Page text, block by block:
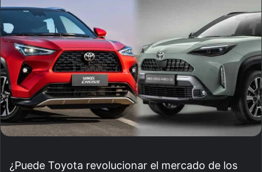
¿Puede Toyota revolucionar el mercado de los